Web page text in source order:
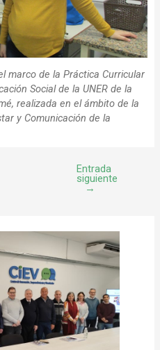
marco de la Práctica Curricular
Social de la UNER de la
realizada en el ámbito de la
y Comunicación de la
Entrada
siguiente
→